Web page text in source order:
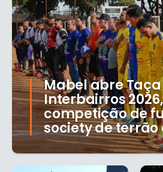
Mabel abre
Interbairros
competição de
society de